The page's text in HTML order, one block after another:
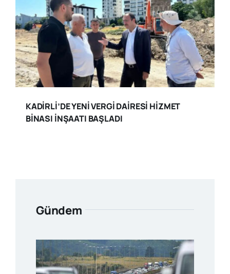
KADİRLİ’DE YENİ VERGİ DAİRESİ HİZMET
BİNASI İNŞAATI BAŞLADI
Gündem